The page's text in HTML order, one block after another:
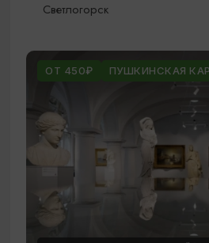
Светлогорск
ОТ 450₽ ПУШКИНСКАЯ